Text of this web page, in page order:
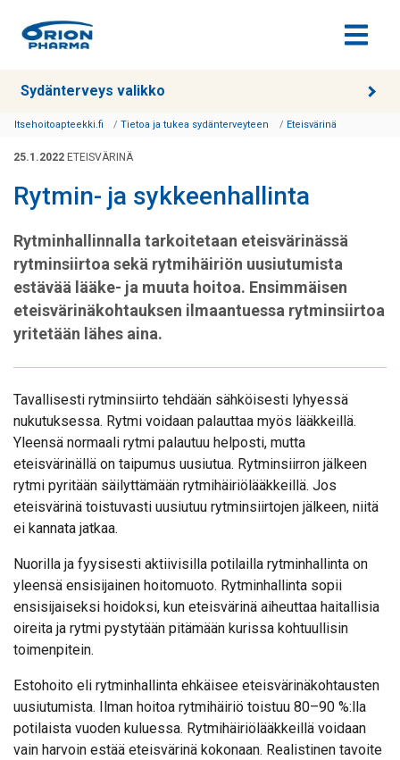
Siirry sisältöön
Sydänterveys valikko
Itsehoitoapteekki.fi Tietoa ja tukea sydänterveyteen Eteisvärinä
25.1.2022 ETEISVÄRINÄ
Rytmin- ja sykkeenhallinta
Rytminhallinnalla tarkoitetaan eteisvärinässä
rytminsiirtoa sekä rytmihäiriön uusiutumista
estävää lääke- ja muuta hoitoa. Ensimmäisen
eteisvärinäkohtauksen ilmaantuessa rytminsiirtoa
yritetään lähes aina.
Tavallisesti rytminsiirto tehdään sähköisesti lyhyessä
nukutuksessa. Rytmi voidaan palauttaa myös lääkkeillä.
Yleensä normaali rytmi palautuu helposti, mutta
eteisvärinällä on taipumus uusiutua. Rytminsiirron jälkeen
rytmi pyritään säilyttämään rytmihäiriölääkkeillä. Jos
eteisvärinä toistuvasti uusiutuu rytminsiirtojen jälkeen, niitä
ei kannata jatkaa.
Nuorilla ja fyysisesti aktiivisilla potilailla rytminhallinta on
yleensä ensisijainen hoitomuoto. Rytminhallinta sopii
ensisijaiseksi hoidoksi, kun eteisvärinä aiheuttaa haitallisia
oireita ja rytmi pystytään pitämään kurissa kohtuullisin
toimenpitein.
Estohoito eli rytminhallinta ehkäisee eteisvärinäkohtausten
uusiutumista. Ilman hoitoa rytmihäiriö toistuu 80–90 %:lla
potilaista vuoden kuluessa. Rytmihäiriölääkkeillä voidaan
vain harvoin estää eteisvärinä kokonaan. Realistinen tavoite